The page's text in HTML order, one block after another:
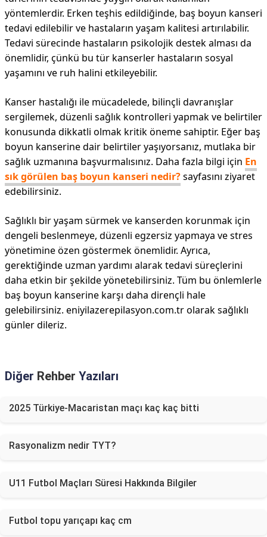
yöntemlerdir. Erken teşhis edildiğinde, baş boyun kanseri
tedavi edilebilir ve hastaların yaşam kalitesi artırılabilir.
Tedavi sürecinde hastaların psikolojik destek alması da
önemlidir, çünkü bu tür kanserler hastaların sosyal
yaşamını ve ruh halini etkileyebilir.
Kanser hastalığı ile mücadelede, bilinçli davranışlar
sergilemek, düzenli sağlık kontrolleri yapmak ve belirtiler
konusunda dikkatli olmak kritik öneme sahiptir. Eğer baş
boyun kanserine dair belirtiler yaşıyorsanız, mutlaka bir
sağlık uzmanına başvurmalısınız. Daha fazla bilgi için En
sık görülen baş boyun kanseri nedir?sayfasını ziyaret
edebilirsiniz.
Sağlıklı bir yaşam sürmek ve kanserden korunmak için
dengeli beslenmeye, düzenli egzersiz yapmaya ve stres
yönetimine özen göstermek önemlidir. Ayrıca,
gerektiğinde uzman yardımı alarak tedavi süreçlerini
daha etkin bir şekilde yönetebilirsiniz. Tüm bu önlemlerle
baş boyun kanserine karşı daha dirençli hale
gelebilirsiniz. eniyilazerepilasyon.com.tr olarak sağlıklı
günler dileriz.
Diğer Rehber Yazıları
2025 Türkiye-Macaristan maçı kaç kaç bitti
Rasyonalizm nedir TYT?
U11 Futbol Maçları Süresi Hakkında Bilgiler
Futbol topu yarıçapı kaç cm